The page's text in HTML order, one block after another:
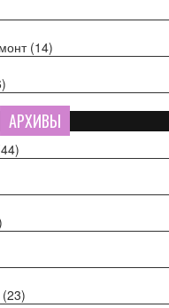
(14)
АРХИВЫ
(23)